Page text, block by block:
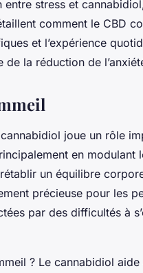
stress et
comment le CBD
et l’expérience
la réduction de
joue un rôle
en modulant
un équilibre
précieuse pour les
par des difficultés à
? Le cannabidiol